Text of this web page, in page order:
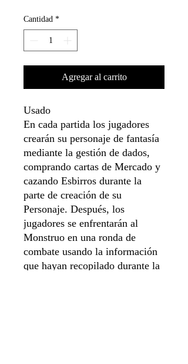
Cantidad *
Agregar al carrito
Usado
En cada partida los jugadores
crearán su personaje de fantasía
mediante la gestión de dados,
comprando cartas de Mercado y
cazando Esbirros durante la
parte de creación de su
Personaje. Después, los
jugadores se enfrentarán al
Monstruo en una ronda de
combate usando la información
que hayan recopilado durante la